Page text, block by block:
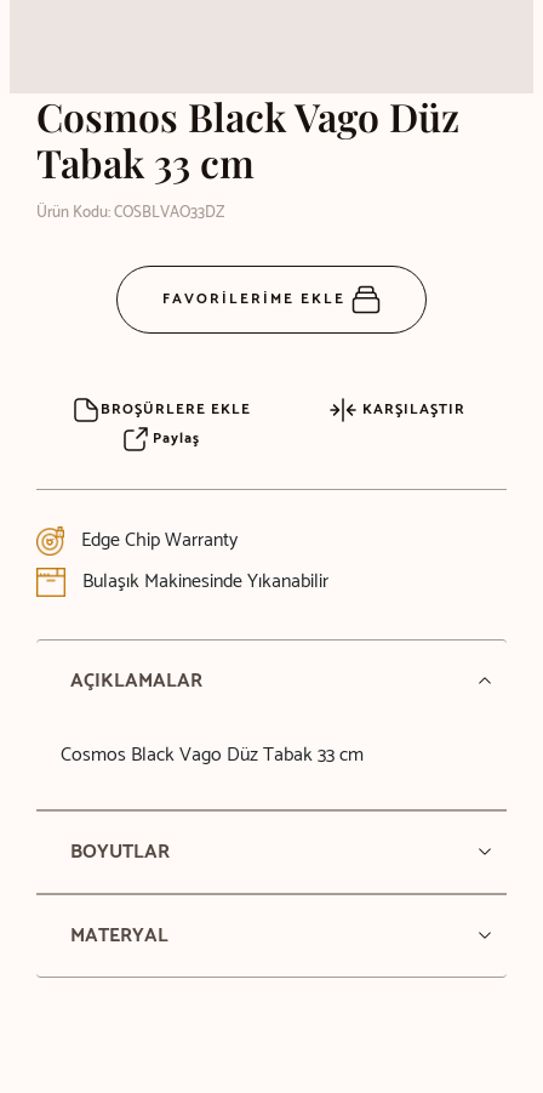
Cosmos Black Vago Düz
Tabak 33 cm
Ürün Kodu: COSBLVAO33DZ
FAVORİLERİME EKLE
BROŞÜRLERE EKLE
KARŞILAŞTIR
Paylaş
Edge Chip Warranty
Bulaşık Makinesinde Yıkanabilir
AÇIKLAMALAR
Cosmos Black Vago Düz Tabak 33 cm
BOYUTLAR
MATERYAL